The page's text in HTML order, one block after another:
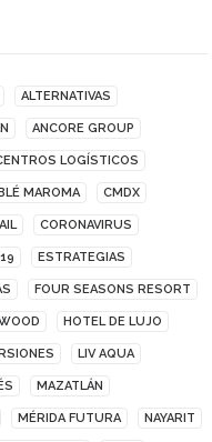
ALTERNATIVAS
ANCORE GROUP
LOGÍSTICOS
MAROMA CMDX
CORONAVIRUS
ESTRATEGIAS
FOUR SEASONS RESORT
HOTEL DE LUJO
LIV AQUA
MAZATLÁN
MÉRIDA FUTURA NAYARIT